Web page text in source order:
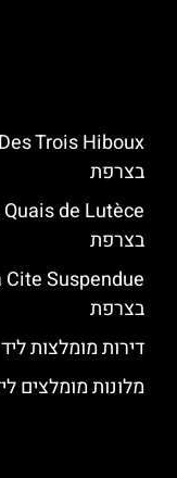
בצרפת
בצרפת
בצרפת
דירות מומלצות
מלונות מומלצים